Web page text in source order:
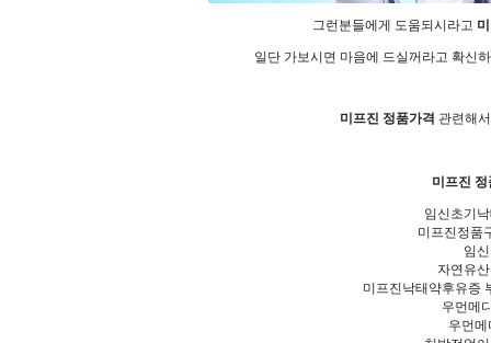
그런분들에게 도움되시라고
일단 가보시면 마음에 드실꺼라고 확신
미프진 정품가격 관련해
미프진
임신초기
미프진정품
임
자연유
미프진낙태약후유증
우먼메
우먼